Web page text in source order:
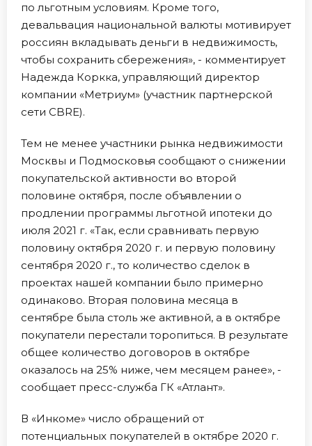
по льготным условиям. Кроме того,
девальвация национальной валюты мотивирует
россиян вкладывать деньги в недвижимость,
чтобы сохранить сбережения», - комментирует
Надежда Коркка, управляющий директор
компании «Метриум» (участник партнерской
сети CBRE).
Тем не менее участники рынка недвижимости
Москвы и Подмосковья сообщают о снижении
покупательской активности во второй
половине октября, после объявлении о
продлении программы льготной ипотеки до
июля 2021 г. «Так, если сравнивать первую
половину октября 2020 г. и первую половину
сентября 2020 г., то количество сделок в
проектах нашей компании было примерно
одинаково. Вторая половина месяца в
сентябре была столь же активной, а в октябре
покупатели перестали торопиться. В результате
общее количество договоров в октябре
оказалось на 25% ниже, чем месяцем ранее», -
сообщает пресс-служба ГК «Атлант».
В «Инкоме» число обращений от
потенциальных покупателей в октябре 2020 г.